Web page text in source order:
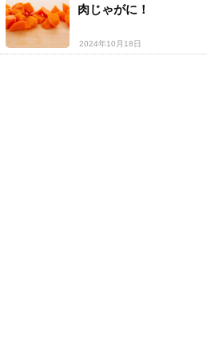
肉じゃがに！
2024年10月18日